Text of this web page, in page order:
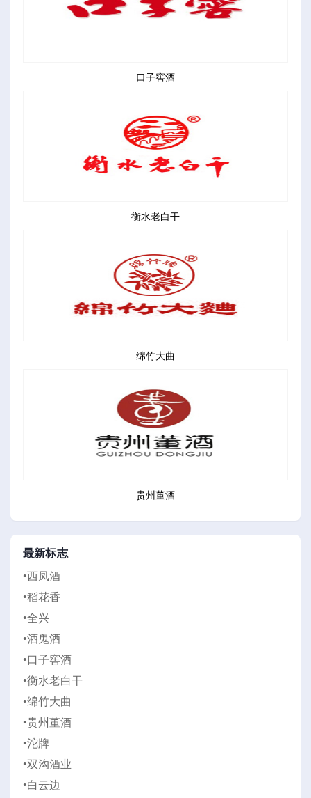
口子窖酒
衡水老白干
绵竹大曲
贵州董酒
最新标志
•西凤酒
•稻花香
•全兴
•酒鬼酒
•口子窖酒
•衡水老白干
•绵竹大曲
•贵州董酒
•沱牌
•双沟酒业
•白云边